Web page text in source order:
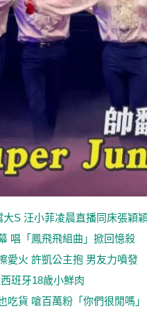
S 汪小菲凌晨直播同床張穎
唱「鳳飛飛組曲」掀回憶殺
愛火 許凱公主抱 男友力噴發
班牙18歲小鮮肉
吃貨 嗆百萬粉「你們很閒嗎」